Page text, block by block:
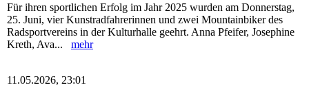
Für ihren sportlichen Erfolg im Jahr 2025 wurden am Donnerstag,
25. Juni, vier Kunstradfahrerinnen und zwei Mountainbiker des
Radsportvereins in der Kulturhalle geehrt. Anna Pfeifer, Josephine
Kreth, Ava... mehr
11.05.2026, 23:01